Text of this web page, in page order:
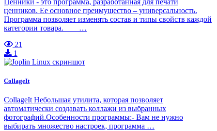
Ценники - это программа, разработанная для печати
ценников. Ее основное преимущество – универсальность.
Программа позволяет изменять состав и типы свойств каждой
категории товара. …
21
1
CollageIt
CollageIt Небольшая утилита, которая позволяет
автоматически создавать коллажи из выбранных
фотографий.Особенности программы:- Вам не нужно
выбирать множество настроек, программа …